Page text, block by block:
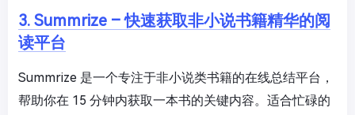
3. Summrize – 快速获取非小说书籍精华的阅
读平台
Summrize 是一个专注于非小说类书籍的在线总结平台，
帮助你在 15 分钟内获取一本书的关键内容。适合忙碌的